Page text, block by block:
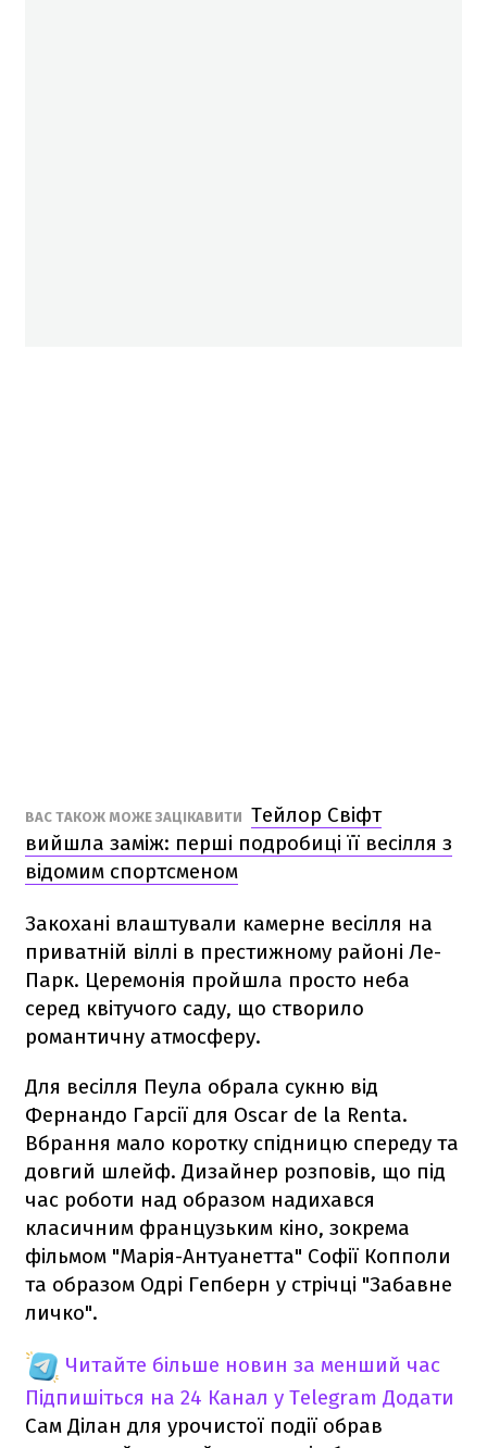
ВАС ТАКОЖ МОЖЕ ЗАЦІКАВИТИ Тейлор Свіфт
вийшла заміж: перші подробиці її весілля з
відомим спортсменом
Закохані влаштували камерне весілля на
приватній віллі в престижному районі Ле-
Парк. Церемонія пройшла просто неба
серед квітучого саду, що створило
романтичну атмосферу.
Для весілля Пеула обрала сукню від
Фернандо Гарсії для Oscar de la Renta.
Вбрання мало коротку спідницю спереду та
довгий шлейф. Дизайнер розповів, що під
час роботи над образом надихався
класичним французьким кіно, зокрема
фільмом "Марія-Антуанетта" Софії Копполи
та образом Одрі Гепберн у стрічці "Забавне
личко".
Читайте більше новин за менший час
Підпишіться на 24 Канал у Telegram Додати
Сам Ділан для урочистої події обрав